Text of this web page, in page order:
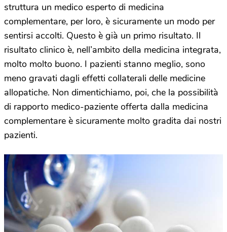
struttura un medico esperto di medicina
complementare, per loro, è sicuramente un modo per
sentirsi accolti. Questo è già un primo risultato. Il
risultato clinico è, nell’ambito della medicina integrata,
molto molto buono. I pazienti stanno meglio, sono
meno gravati dagli effetti collaterali delle medicine
allopatiche. Non dimentichiamo, poi, che la possibilità
di rapporto medico-paziente offerta dalla medicina
complementare è sicuramente molto gradita dai nostri
pazienti.